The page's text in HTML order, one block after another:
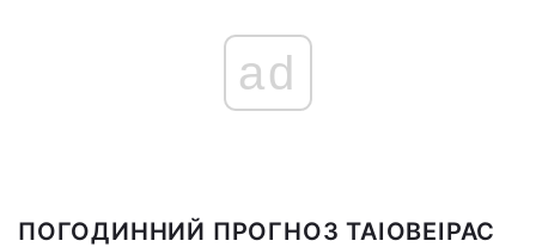
ad
ПОГОДИННИЙ ПРОГНОЗ ТАІОВЕІРАС